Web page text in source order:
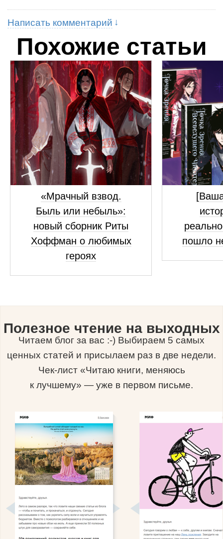
Написать комментарий
Похожие статьи
«Мрачный взвод.
Быль или небыль»:
новый сборник Риты
Хоффман о любимых
героях
пошло
Полезное чтение на выходных
Читаем блог за вас :-) Выбираем 5 самых
ценных статей и присылаем раз в две недели.
Чек-лист «Читаю книги, меняюсь
к лучшему» — уже в первом письме.